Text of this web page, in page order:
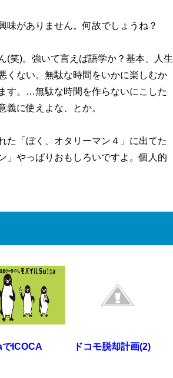
味がありません。何故でしょうね？
(笑)。強いて言えば語学か？基本、人生
くない。無駄な時間をいかに楽しむか
す。…無駄な時間を作らないにこした
義に使えよな、とか。
た「ぼく、オタリーマン４」に出てた
」やっぱりおもしろいですよ。個人的
ICOCA ドコモ脱却計画(2)